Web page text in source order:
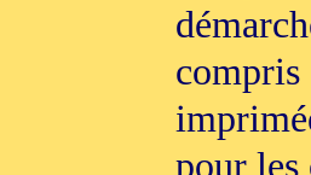
compris
pour les